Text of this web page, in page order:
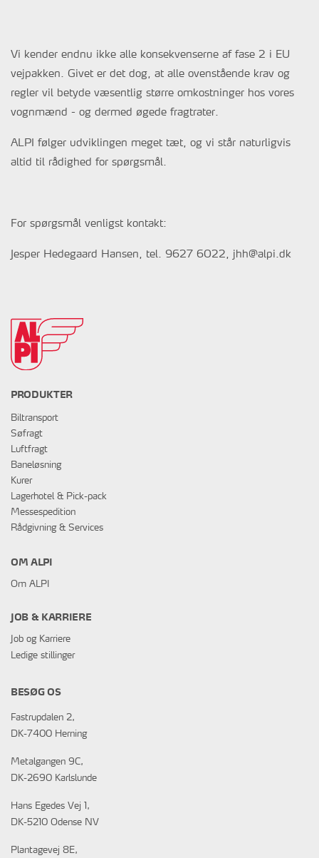
Vi kender endnu ikke alle konsekvenserne af fase 2 i EU
vejpakken. Givet er det dog, at alle ovenstående krav og
regler vil betyde væsentlig større omkostninger hos vores
vognmænd - og dermed øgede fragtrater.
ALPI følger udviklingen meget tæt, og vi står naturligvis
altid til rådighed for spørgsmål.
For spørgsmål venligst kontakt:
Jesper Hedegaard Hansen, tel. 9627 6022, jhh@alpi.dk
PRODUKTER
Biltransport
Søfragt
Luftfragt
Baneløsning
Kurer
Lagerhotel & Pick-pack
Messespedition
Rådgivning & Services
OM ALPI
Om ALPI
JOB & KARRIERE
Job og Karriere
Ledige stillinger
BESØG OS
Fastrupdalen 2,
DK-7400 Herning
Metalgangen 9C,
DK-2690 Karlslunde
Hans Egedes Vej 1,
DK-5210 Odense NV
Plantagevej 8E,